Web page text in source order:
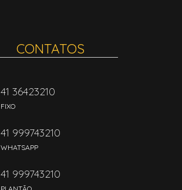
CONTATOS
41 36423210
FIXO
41 999743210
WHATSAPP
41 999743210